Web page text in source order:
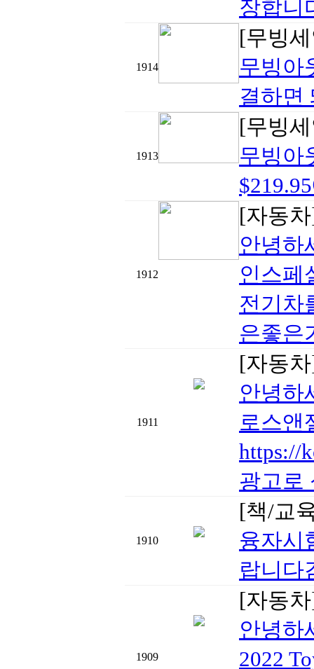
장합니
1914
[무빙
무빙아
결하면
1913
[무빙
무빙아
1912
[자동
안녕하
인스페
전기차
은좋은
1911
[자동
안녕하
로스앤
https://
광고로
1910
[책/교
융자시
랍니다
1909
[자동
안녕하
2022